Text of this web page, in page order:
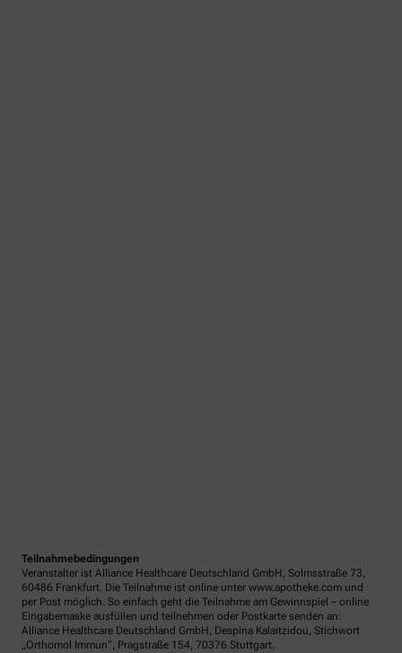
Teilnahmebedingungen
Veranstalter ist Alliance Healthcare Deutschland GmbH, Solmsstraße 73,
60486 Frankfurt. Die Teilnahme ist online unter www.apotheke.com und
per Post möglich. So einfach geht die Teilnahme am Gewinnspiel – online
Eingabemaske ausfüllen und teilnehmen oder Postkarte senden an:
Alliance Healthcare Deutschland GmbH, Despina Kalaitzidou, Stichwort
„Orthomol Immun“, Pragstraße 154, 70376 Stuttgart.